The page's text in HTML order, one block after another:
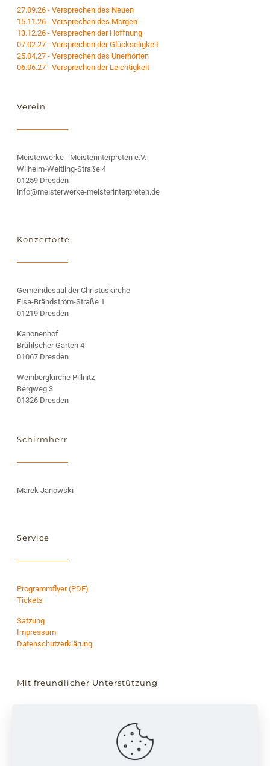
27.09.26 - Versprechen des Neuen
15.11.26 - Versprechen des Morgen
13.12.26 - Versprechen der Hoffnung
07.02.27 - Versprechen der Glückseligkeit
25.04.27 - Versprechen des Unerhörten
06.06.27 - Versprechen der Leichtigkeit
Verein
Meisterwerke - Meisterinterpreten e.V.
Wilhelm-Weitling-Straße 4
01259 Dresden
info@meisterwerke-meisterinterpreten.de
Konzertorte
Gemeindesaal der Christuskirche
Elsa-Brändström-Straße 1
01219 Dresden
Kanonenhof
Brühlscher Garten 4
01067 Dresden
Weinbergkirche Pillnitz
Bergweg 3
01326 Dresden
Schirmherr
Marek Janowski
Service
Programmflyer (PDF)
Tickets
Satzung
Impressum
Datenschutzerklärung
Mit freundlicher Unterstützung